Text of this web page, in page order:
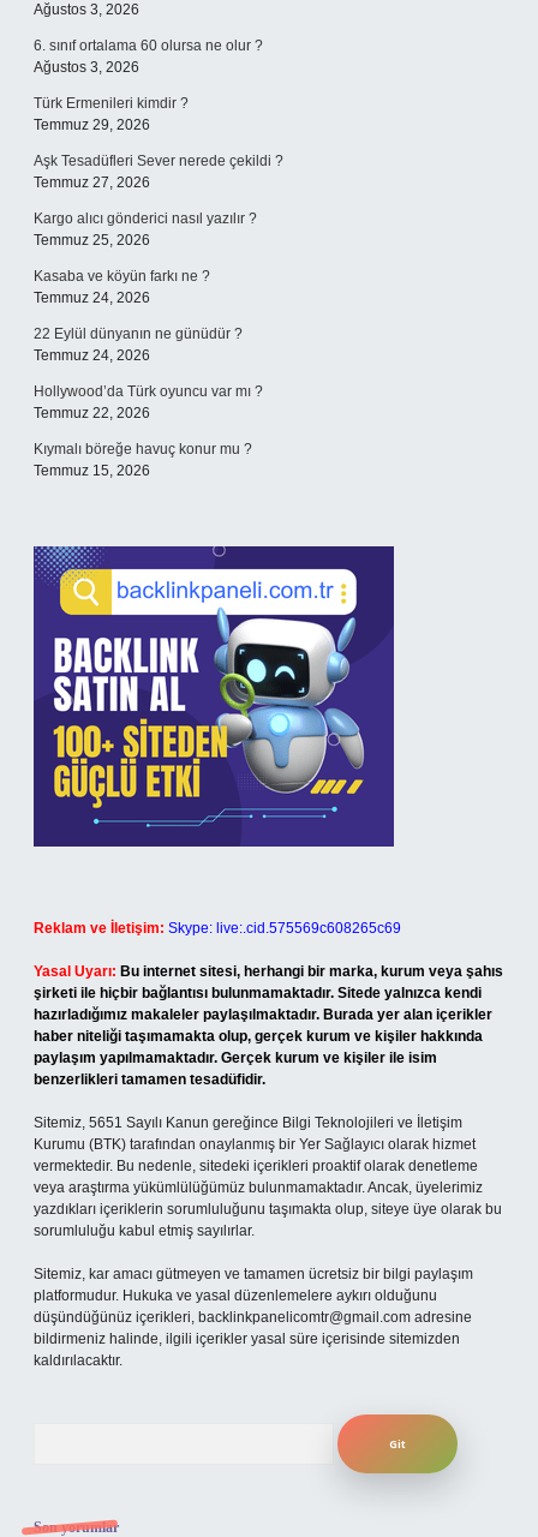
Ağustos 3, 2026
6. sınıf ortalama 60 olursa ne olur ?
Ağustos 3, 2026
Türk Ermenileri kimdir ?
Temmuz 29, 2026
Aşk Tesadüfleri Sever nerede çekildi ?
Temmuz 27, 2026
Kargo alıcı gönderici nasıl yazılır ?
Temmuz 25, 2026
Kasaba ve köyün farkı ne ?
Temmuz 24, 2026
22 Eylül dünyanın ne günüdür ?
Temmuz 24, 2026
Hollywood’da Türk oyuncu var mı ?
Temmuz 22, 2026
Kıymalı böreğe havuç konur mu ?
Temmuz 15, 2026
Reklam ve İletişim: Skype: live:.cid.575569c608265c69
Yasal Uyarı: Bu internet sitesi, herhangi bir marka, kurum veya şahıs
şirketi ile hiçbir bağlantısı bulunmamaktadır. Sitede yalnızca kendi
hazırladığımız makaleler paylaşılmaktadır. Burada yer alan içerikler
haber niteliği taşımamakta olup, gerçek kurum ve kişiler hakkında
paylaşım yapılmamaktadır. Gerçek kurum ve kişiler ile isim
benzerlikleri tamamen tesadüfidir.
Sitemiz, 5651 Sayılı Kanun gereğince Bilgi Teknolojileri ve İletişim
Kurumu (BTK) tarafından onaylanmış bir Yer Sağlayıcı olarak hizmet
vermektedir. Bu nedenle, sitedeki içerikleri proaktif olarak denetleme
veya araştırma yükümlülüğümüz bulunmamaktadır. Ancak, üyelerimiz
yazdıkları içeriklerin sorumluluğunu taşımakta olup, siteye üye olarak bu
sorumluluğu kabul etmiş sayılırlar.
Sitemiz, kar amacı gütmeyen ve tamamen ücretsiz bir bilgi paylaşım
platformudur. Hukuka ve yasal düzenlemelere aykırı olduğunu
düşündüğünüz içerikleri, backlinkpanelicomtr@gmail.com adresine
bildirmeniz halinde, ilgili içerikler yasal süre içerisinde sitemizden
kaldırılacaktır.
Son yorumlar